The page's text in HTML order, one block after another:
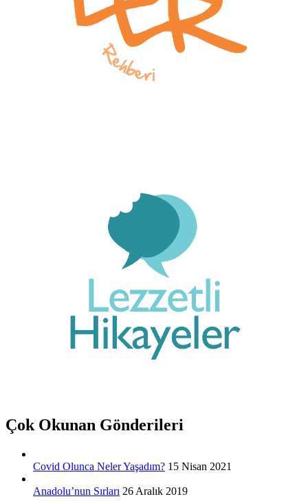
Çok Okunan Gönderileri
Covid Olunca Neler Yaşadım? 15 Nisan 2021
Anadolu’nun Sırları 26 Aralık 2019